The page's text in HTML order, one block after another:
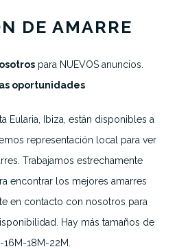
DE AMARRE
para NUEVOS anuncios.
oportunidades
Eularia, Ibiza, están disponibles a
representación local para ver
Trabajamos estrechamente
encontrar los mejores amarres
en contacto con nosotros para
Hay más tamaños de
18M-22M.